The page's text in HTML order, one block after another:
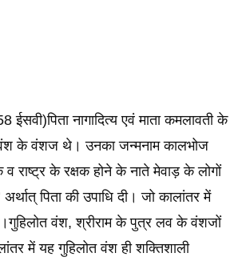
ईसवी)पिता नागादित्य एवं माता कमलावती के
वंश के वंशज थे। उनका जन्मनाम कालभोज
राष्ट्र के रक्षक होने के नाते मेवाड़ के लोगों
अर्थात् पिता की उपाधि दी। जो कालांतर में
वंश, श्रीराम के पुत्र लव के वंशजों
में यह गुहिलोत वंश ही शक्तिशाली